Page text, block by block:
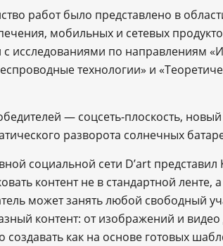
работ было представлено в
мобильных и сетевых
с исследованиями по направлениям
технологии» и
— соцсеть-плоскость,
разворота солнечных
социальной сети D’art представил
контент не в стандартной ленте,
может занять любой свободный
контент: от изображений и
как на основе готовых